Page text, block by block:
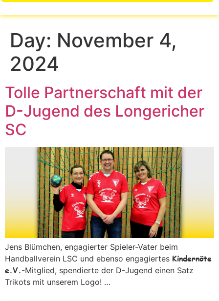
Day: November 4,
2024
Tolle Partnerschaft mit der
D-Jugend des Longericher
SC
Jens Blümchen, engagierter Spieler-Vater beim
Handballverein LSC und ebenso engagiertes Kindernöte
e.V.-Mitglied, spendierte der D-Jugend einen Satz
Trikots mit unserem Logo! …